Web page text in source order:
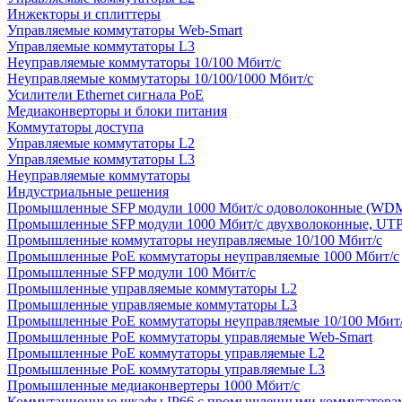
Инжекторы и сплиттеры
Управляемые коммутаторы Web-Smart
Управляемые коммутаторы L3
Неуправляемые коммутаторы 10/100 Мбит/с
Неуправляемые коммутаторы 10/100/1000 Мбит/с
Усилители Ethernet сигнала PoE
Медиаконверторы и блоки питания
Коммутаторы доступа
Управляемые коммутаторы L2
Управляемые коммутаторы L3
Неуправляемые коммутаторы
Индустриальные решения
Промышленные SFP модули 1000 Мбит/c одоволоконные
Промышленные SFP модули 1000 Мбит/c двухволоконные,
Промышленные коммутаторы неуправляемые 10/100 Мбит/с
Промышленные PoE коммутаторы неуправляемые 1000 Мбит/с
Промышленные SFP модули 100 Мбит/c
Промышленные управляемые коммутаторы L2
Промышленные управляемые коммутаторы L3
Промышленные PoE коммутаторы неуправляемые 10/100
Промышленные PoE коммутаторы управляемые Web-Smart
Промышленные PoE коммутаторы управляемые L2
Промышленные PoE коммутаторы управляемые L3
Промышленные медиаконвертеры 1000 Мбит/с